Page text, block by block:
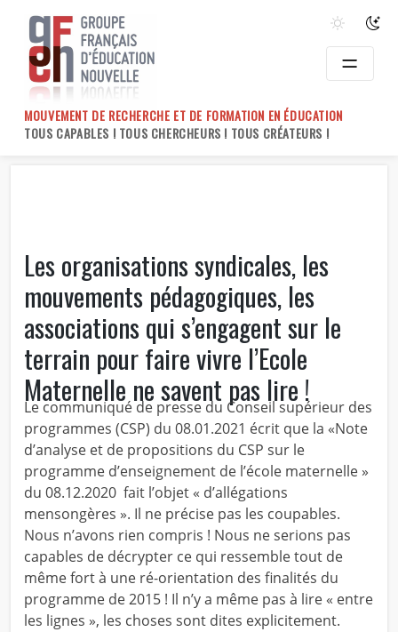
content
MOUVEMENT DE RECHERCHE ET DE FORMATION EN ÉDUCATION
TOUS CAPABLES ! TOUS CHERCHEURS ! TOUS CRÉATEURS !
Les organisations syndicales, les
mouvements pédagogiques, les
associations qui s’engagent sur le
terrain pour faire vivre l’Ecole
Maternelle ne savent pas lire !
Le communiqué de presse du Conseil supérieur des
programmes (CSP) du 08.01.2021 écrit que la «Note
d’analyse et de propositions du CSP sur le
programme d’enseignement de l’école maternelle »
du 08.12.2020 fait l’objet « d’allégations
mensongères ». Il ne précise pas les coupables.
Nous n’avons rien compris ! Nous ne serions pas
capables de décrypter ce qui ressemble tout de
même fort à une ré-orientation des finalités du
programme de 2015 ! Il n’y a même pas à lire « entre
les lignes », les choses sont dites explicitement.